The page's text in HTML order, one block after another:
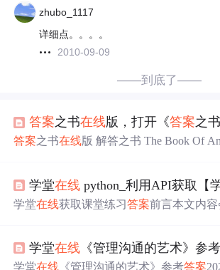
zhubo_1117
详细点。。。。
2010-09-09
——到底了——
答案之书在线版，打开《答案之
答案之书在线版 解答之书 The Book Of
学堂在线 python_利用API获取【
学堂在线获取课堂练习答案前言本文内
了个优学院(Ulearning)自动答题脚本，原
院的获取 答案的API我就想看看，这个
学堂在线 《管理沟通的艺术》参
学堂在线 《管理沟通的艺术》参考答案